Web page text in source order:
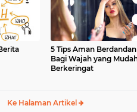
5 Tips Aman Berdandan
Bagi Wajah yang
Berkeringat
Ke Halaman Artikel